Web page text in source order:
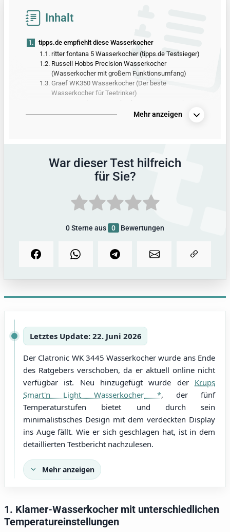
Inhalt
1.
tipps.de empfiehlt diese Wasserkocher
1.1. ritter fontana 5 Wasserkocher (tipps.de Testsieger)
1.2. Russell Hobbs Precision Wasserkocher
(Wasserkocher mit großem Funktionsumfang)
1.3. Graef WK350 Wasserkocher (Der beste
Wasserkocher für Teetrinker)
SEVERIN Reise-Wasserkocher-Set WK 3647 (Reise-
Wasserkocherset mit umschaltbarer Spannung für
So hat tipps.de getestet
Alle Infos zum Thema
Außerdem getestet
Mehr anzeigen
War dieser Test hilfreich
für Sie?
0Sterne aus 0 Bewertungen
Letztes Update: 22. Juni 2026
Der Clatronic WK 3445 Wasserkocher wurde ans Ende
des Ratgebers verschoben, da er aktuell online nicht
verfügbar ist. Neu hinzugefügt wurde der Krups
Smart'n Light Wasserkocher
, der fünf
Temperaturstufen bietet und durch sein
minimalistisches Design mit dem verdeckten Display
ins Auge fällt. Wie er sich geschlagen hat, ist in dem
detaillierten Testbericht nachzulesen.
Mehr anzeigen
1. Klamer-Wasserkocher mit unterschiedlichen
Temperatureinstellungen